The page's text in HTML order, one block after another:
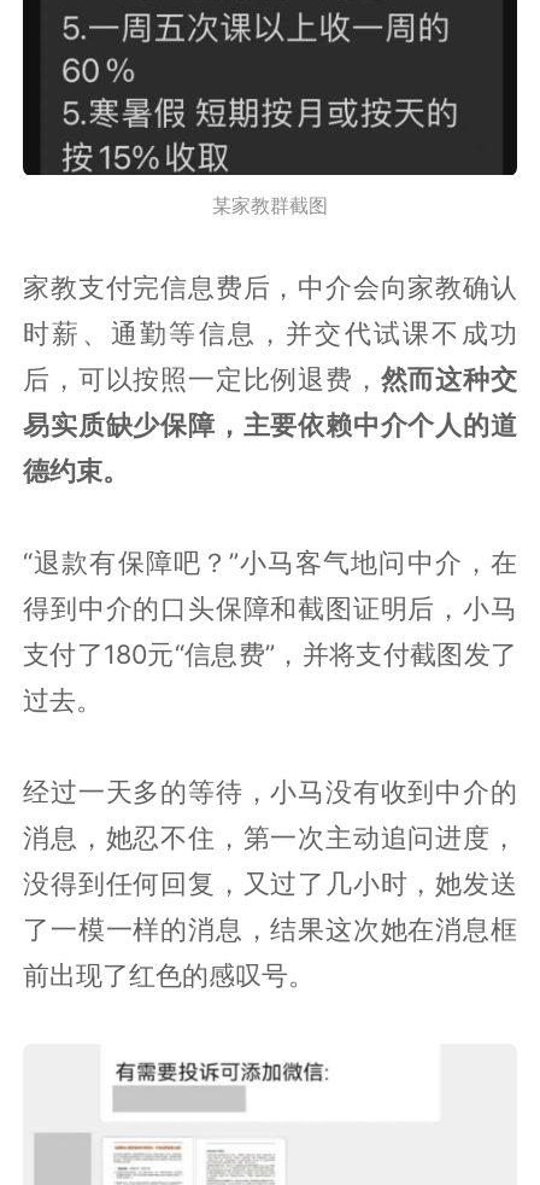
某家教群截图
家教支付完信息费后，中介会向家教确认
时薪、通勤等信息，并交代试课不成功
后，可以按照一定比例退费， 然而这种交
易实质缺少保障，主要依赖中介个人的道
德约束。
“退款有保障吧？”小马客气地问中介，在
得到中介的口头保障和截图证明后，小马
支付了180元“信息费”，并将支付截图发了
过去。
经过一天多的等待，小马没有收到中介的
消息，她忍不住，第一次主动追问进度，
没得到任何回复，又过了几小时，她发送
了一模一样的消息，结果这次她在消息框
前出现了红色的感叹号。